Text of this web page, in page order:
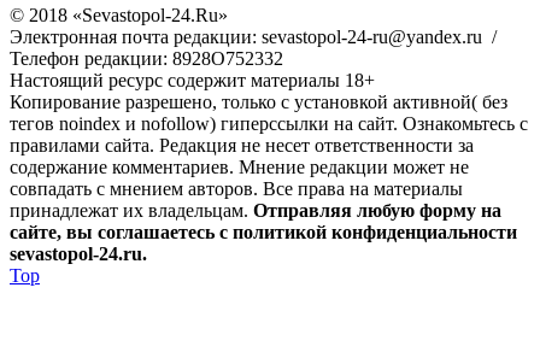
© 2018 «Sevastopol-24.Ru»
Электронная почта редакции: sevastopol-24-ru@yandex.ru /
Телефон редакции: 8928O752332
Настоящий ресурс содержит материалы 18+
Копирование разрешено, только с установкой активной( без
тегов noindex и nofollow) гиперссылки на сайт. Ознакомьтесь с
правилами сайта. Редакция не несет ответственности за
содержание комментариев. Мнение редакции может не
совпадать с мнением авторов. Все права на материалы
принадлежат их владельцам. Отправляя любую форму на
сайте, вы соглашаетесь с политикой конфиденциальности
sevastopol-24.ru.
Top